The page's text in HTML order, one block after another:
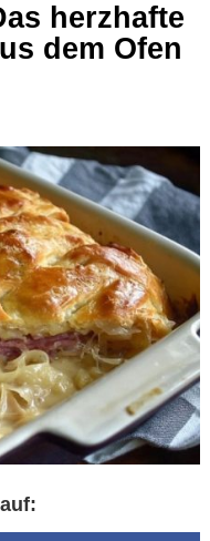
herzhafte
dem Ofen